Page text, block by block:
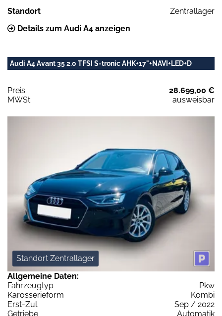
Standort
Zentrallager
Details zum Audi A4 anzeigen
Audi A4 Avant 35 2.0 TFSI S-tronic AHK+17"+NAVI+LED+D
Preis:
28.699,00 €
MWSt:
ausweisbar
Standort Zentrallager
Allgemeine Daten:
Fahrzeugtyp
Pkw
Karosserieform
Kombi
Erst-Zul.
Sep / 2022
Getriebe
Automatik